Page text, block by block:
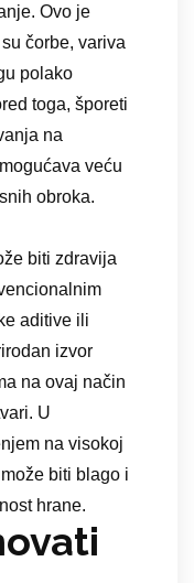
Ovo je
čorbe, variva
polako
toga, šporeti
na
veću
obroka.
biti zdravija
aditive ili
izvor
na ovaj način
U
na visokoj
biti blago i
hrane.